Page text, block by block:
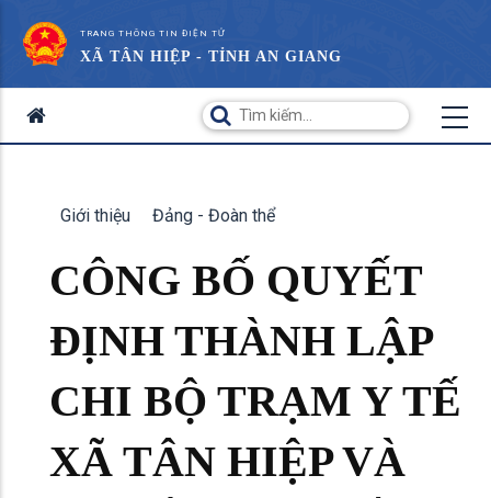
TRANG THÔNG TIN ĐIỆN TỬ
XÃ TÂN HIỆP - TỈNH AN GIANG
Giới thiệu Đảng - Đoàn thể
CÔNG BỐ QUYẾT
ĐỊNH THÀNH LẬP
CHI BỘ TRẠM Y TẾ
XÃ TÂN HIỆP VÀ